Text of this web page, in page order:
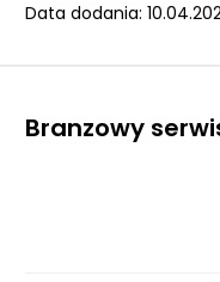
Data dodania:
Branzowy